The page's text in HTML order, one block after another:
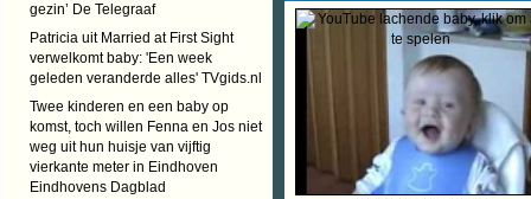
gezin’ De Telegraaf
Patricia uit Married at First Sight
verwelkomt baby: 'Een week
geleden veranderde alles' TVgids.nl
Twee kinderen en een baby op
komst, toch willen Fenna en Jos niet
weg uit hun huisje van vijftig
vierkante meter in Eindhoven
Eindhovens Dagblad